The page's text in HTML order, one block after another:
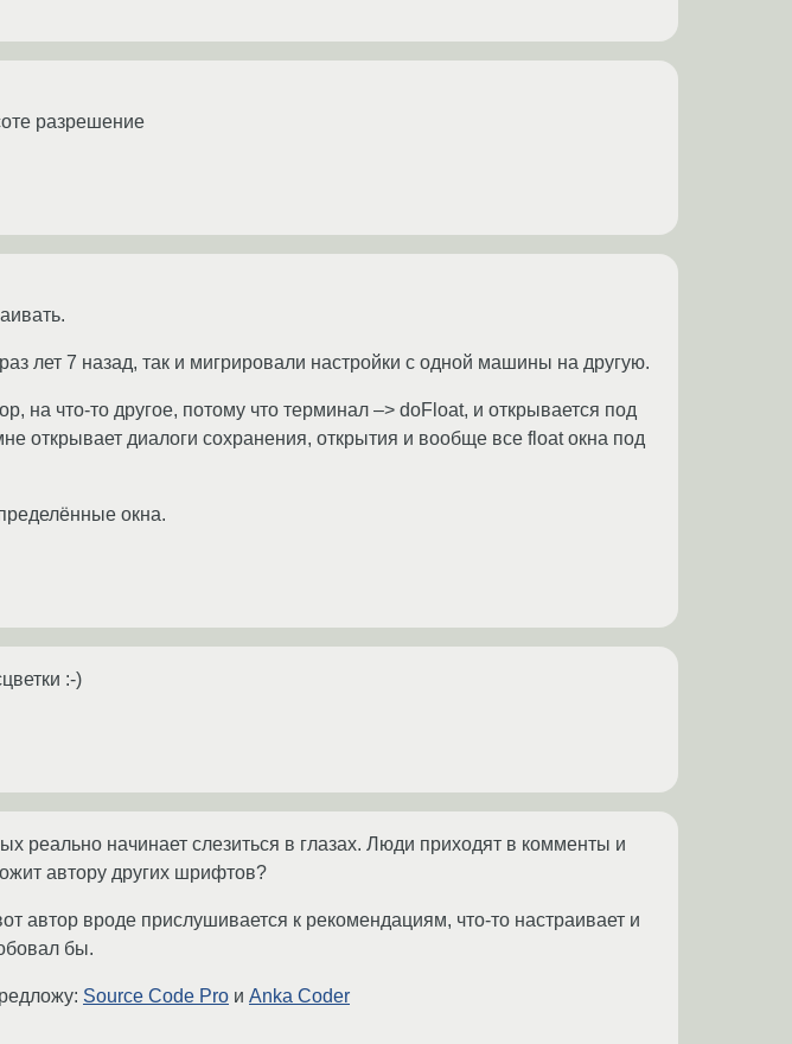
разрешение
лет 7 назад, так и мигрировали настройки с одной машины на другую.
на что-то другое, потому что терминал –> doFloat, и открывается под
открывает диалоги сохранения, открытия и вообще все float окна под
окна.
:-)
реально начинает слезиться в глазах. Люди приходят в комменты и
автору других шрифтов?
автор вроде прислушивается к рекомендациям, что-то настраивает и
бы.
Source Code Pro и Anka Coder